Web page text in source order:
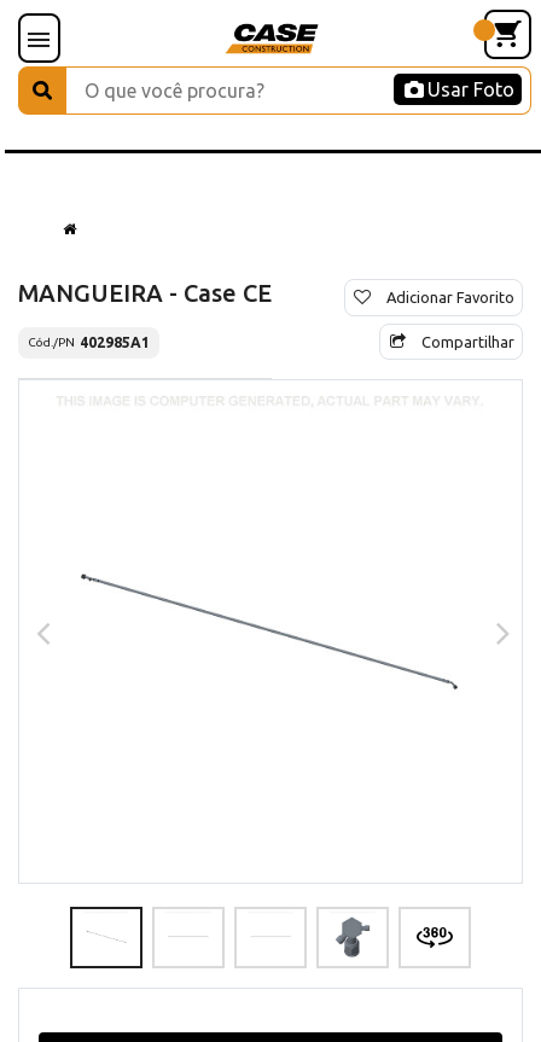
Usar Foto
MANGUEIRA - Case CE
Cód./PN 402985A1
Adicionar Favorito
Compartilhar